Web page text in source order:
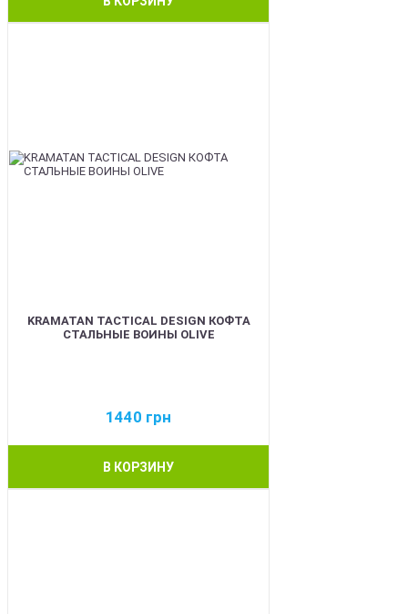
KRAMATAN TACTICAL DESIGN КОФТА
СТАЛЬНЫЕ ВОИНЫ OLIVE
1440 грн
В КОРЗИНУ